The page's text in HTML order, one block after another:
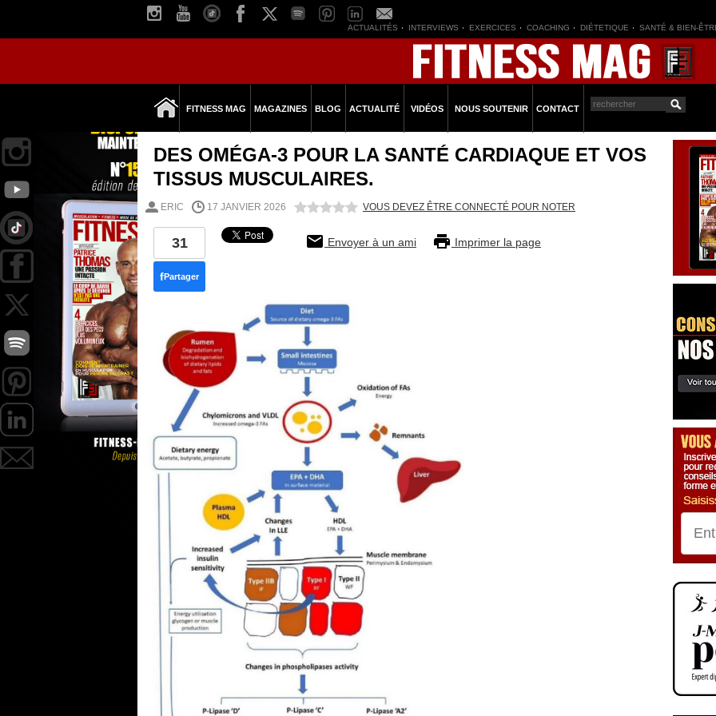
ACTUALITÉS INTERVIEWS EXERCICES COACHING DIÉTETIQUE SANTÉ & BIEN-
FITNESS MAG MAGAZINES BLOG ACTUALITÉ VIDÉOS NOUS SOUTENIR CONTACT
DES OMÉGA-3 POUR LA SANTÉ CARDIAQUE ET VOS
TISSUS MUSCULAIRES.
ERIC 17 JANVIER 2026 VOUS DEVEZ ÊTRE CONNECTÉ POUR NOTER
31
fPartager
Envoyer à un ami Imprimer la page